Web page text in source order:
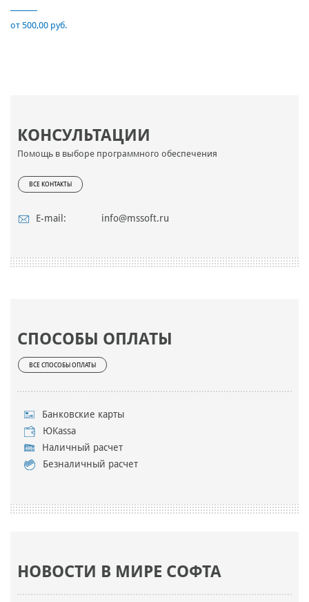
КОНСУЛЬТАЦИИ
Помощь в выборе программного обеспечения
ВСЕ КОНТАКТЫ
E-mail: info@mssoft.ru
СПОСОБЫ ОПЛАТЫ
ВСЕ СПОСОБЫ ОПЛАТЫ
Банковские карты
ЮKassa
Наличный расчет
Безналичный расчет
НОВОСТИ В МИРЕ СОФТА
от 500,00 руб.